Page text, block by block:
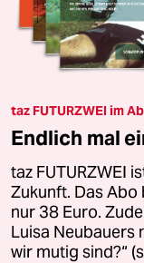
taz FUTURZWEI im
Endlich mal
taz FUTURZWEI
Zukunft. Das
nur 38 Euro.
Luisa Neubauers
wir mutig sind?“